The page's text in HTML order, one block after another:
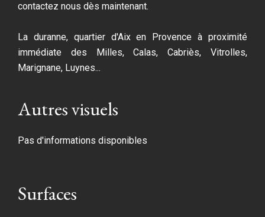
contactez nous dès maintenant.
La duranne, quartier d'Aix en Provence à proximité
immédiate des Milles, Calas, Cabriès, Vitrolles,
Marignane, Luynes...
Autres visuels
Pas d'informations disponibles
Surfaces